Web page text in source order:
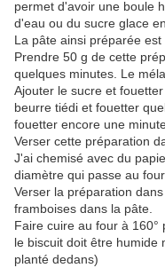
permet d'avoir une boule
d'eau ou du sucre glace
La pâte ainsi préparée est
Prendre 50 g de cette
quelques minutes. Le
Ajouter le sucre et
beurre tiédi et fouetter
fouetter encore une
Verser cette préparation
J'ai chemisé avec du
diamètre qui passe au four.
Verser la préparation
framboises dans la pâte.
Faire cuire au four à 160°
le biscuit doit être humide
planté dedans)